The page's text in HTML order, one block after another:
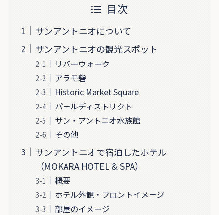
目次
サンアントニオについて
サンアントニオの観光スポット
リバーウォーク
アラモ砦
Historic Market Square
パールディストリクト
サン・アントニオ水族館
その他
サンアントニオで宿泊したホテル
（MOKARA HOTEL & SPA）
概要
ホテル外観・フロントイメージ
部屋のイメージ